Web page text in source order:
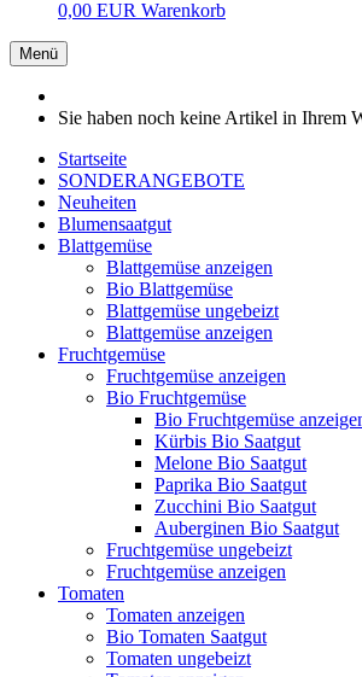
0,00 EUR Warenkorb
Menü
Sie haben noch keine Artikel in Ihrem
Startseite
SONDERANGEBOTE
Neuheiten
Blumensaatgut
Blattgemüse
Blattgemüse anzeigen
Bio Blattgemüse
Blattgemüse ungebeizt
Blattgemüse anzeigen
Fruchtgemüse
Fruchtgemüse anzeigen
Bio Fruchtgemüse
Bio Fruchtgemüse
Kürbis Bio Saatgut
Melone Bio Saatgut
Paprika Bio Saatgut
Zucchini Bio Saatgut
Auberginen Bio Saatgut
Fruchtgemüse ungebeizt
Fruchtgemüse anzeigen
Tomaten
Tomaten anzeigen
Bio Tomaten Saatgut
Tomaten ungebeizt